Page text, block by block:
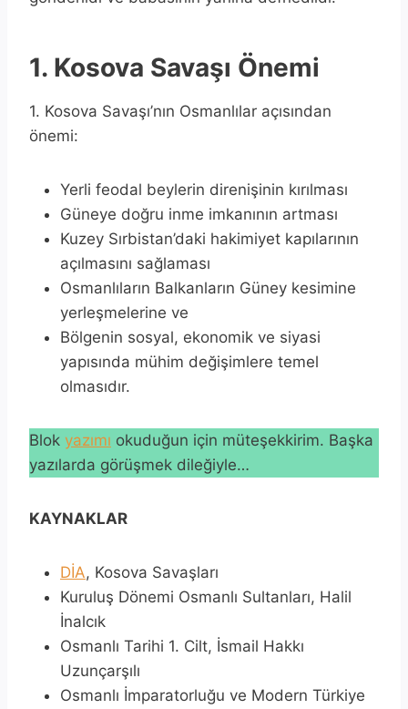
1. Kosova Savaşı Önemi
1. Kosova Savaşı’nın Osmanlılar açısından
önemi:
Yerli feodal beylerin direnişinin kırılması
Güneye doğru inme imkanının artması
Kuzey Sırbistan’daki hakimiyet kapılarının
açılmasını sağlaması
Osmanlıların Balkanların Güney kesimine
yerleşmelerine ve
Bölgenin sosyal, ekonomik ve siyasi
yapısında mühim değişimlere temel
olmasıdır.
Blok yazımı okuduğun için müteşekkirim. Başka
yazılarda görüşmek dileğiyle…
KAYNAKLAR
DİA, Kosova Savaşları
Kuruluş Dönemi Osmanlı Sultanları, Halil
İnalcık
Osmanlı Tarihi 1. Cilt, İsmail Hakkı
Uzunçarşılı
Osmanlı İmparatorluğu ve Modern Türkiye